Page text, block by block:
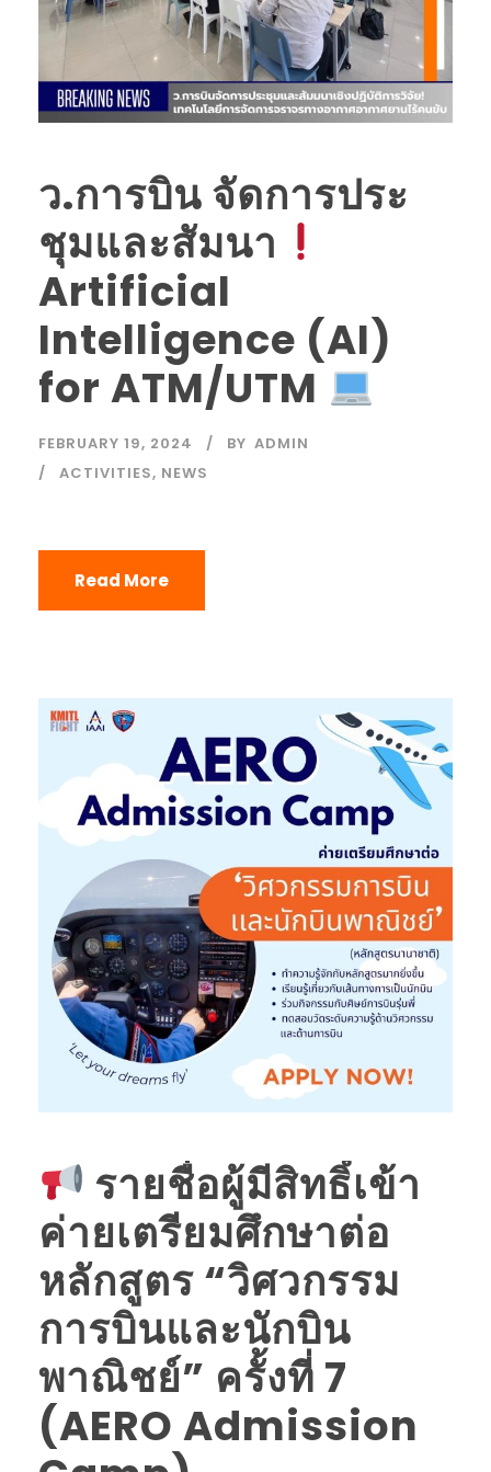
ว.การบิน จัดการประ
ชุมและสัมนา
Artificial
Intelligence (AI)
for ATM/UTM
FEBRUARY 19, 2024 BY ADMIN
ACTIVITIES, NEWS
Read More
รายชื่อผู้มีสิทธิ์เข้า
ค่ายเตรียมศึกษาต่อ
หลักสูตร “วิศวกรรม
การบินและนักบิน
พาณิชย์” ครั้งที่ 7
(AERO Admission